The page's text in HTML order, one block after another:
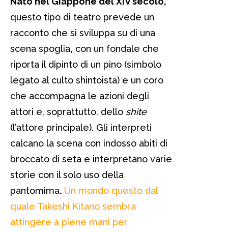
questo tipo di teatro prevede un
racconto che si sviluppa su di una
scena spoglia, con un fondale che
riporta il dipinto di un pino (simbolo
legato al culto shintoista) e un coro
che accompagna le azioni degli
attori e, soprattutto, dello shite
(l’attore principale). Gli interpreti
calcano la scena con indosso abiti di
broccato di seta e interpretano varie
storie con il solo uso della
pantomima. Un mondo questo dal
quale Takeshi Kitano sembra
attingere a piene mani per